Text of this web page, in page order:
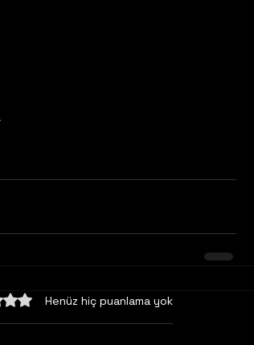
0 yıldız
Henüz hiç puanlama yok